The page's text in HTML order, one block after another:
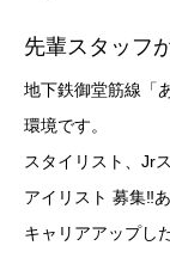
先輩スタッフ
地下鉄御堂筋線「
環境です。
スタイリスト、Jr
アイリスト 募集‼
キャリアアップし